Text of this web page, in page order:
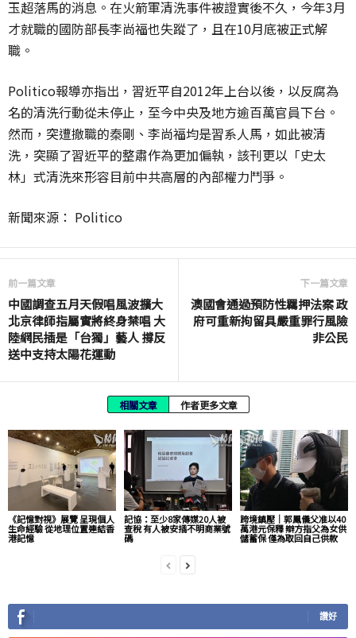
玉超落馬的消息。在火箭軍清洗事件被證實後不久，今年3月
才就職的國防部長李尚福也失蹤了，且在10月底被正式解
職。
Politico報導亦指出，習近平自2012年上台以後，以反腐為
名的清洗行動從未停止，至今中央及地方逾百萬官員下台。
然而，突遭撤職的秦剛、李尚福均是習系人馬，如此被清
洗，突顯了習近平的整肅作為更加偏執，該刊更以「史太
林」式清洗來形容目前中共高層的內部權力鬥爭。
新聞來源： Politico
前一篇文章
中國調查五月天假唱風波擴大
北京律師指屬實將終身禁唱 大
陸網民插是「台獨」藝人 撐反
送中支持太陽花運動
下一篇文章
澳國會通過預防性羈押法案 政
府可重新拘留具嚴重罪行風險
非公民
相關文章 作者更多文章
《記憶對視》展覽 呈現個人
生命經驗 從地理位置連結香
港記憶
記協：至少8家傳媒20人被
查稅 有人被安插不明商業號
碼
跨境鎮壓｜郭鳳儀父准以40
萬港元保釋 辯方指父為女供
儲蓄保 僅為取回自己供款
讚好